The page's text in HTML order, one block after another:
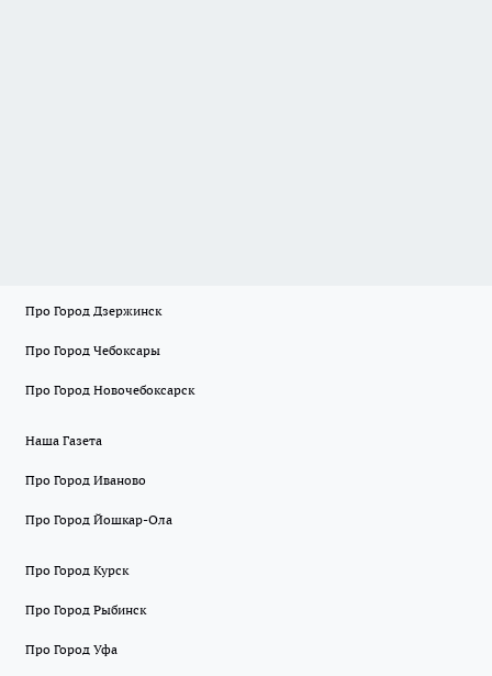
Про Город Дзержинск
Про Город Чебоксары
Про Город Новочебоксарск
Наша Газета
Про Город Иваново
Про Город Йошкар-Ола
Про Город Курск
Про Город Рыбинск
Про Город Уфа